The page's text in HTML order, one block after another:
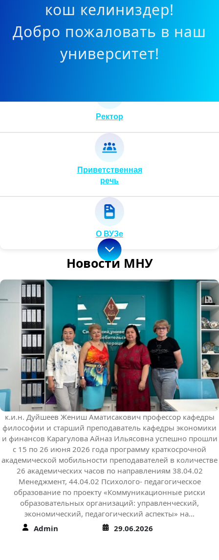
кош келиниздер!
Добро пожаловать в наш
университет!
Ректор
Приветственная
речь
О ВУЗе
Новости МНУ
к.и.н. Дуйшеев Жениш Аматисакович профессор кафедры
философии и старший преподаватель кафедры экономики
и финансов Карагулова Айназ Ильясовна успешно прошли
с 15 по 26 июня 2026 года программу краткосрочной
академической мобильности преподавателей в количестве
26 академических часов по направлениям 38.04.02
Менеджмент, 44.04.02 Психолого- педагогическое
образование по проекту «Коммуникационные риски
образовательных организаций: управленческий,
экономический, педагогический аспекты» на…
Admin
29.06.2026